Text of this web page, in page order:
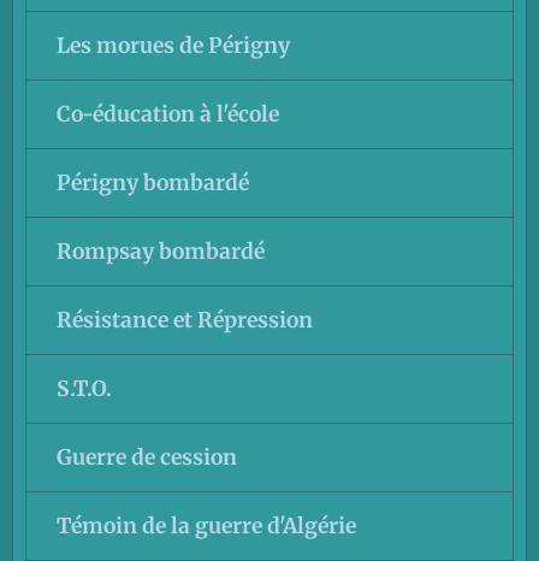
Les morues de Périgny
Co-éducation à l'école
Périgny bombardé
Rompsay bombardé
Résistance et Répression
S.T.O.
Guerre de cession
Témoin de la guerre d'Algérie